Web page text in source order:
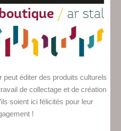
peut éditer des produits culturels
de collectage et de création
soient ici félicités pour leur
!